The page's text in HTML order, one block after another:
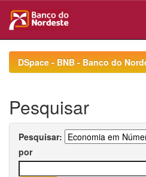
navigationDSpace - BNB - Banco do
Pesquisar
Pesquisar:
por